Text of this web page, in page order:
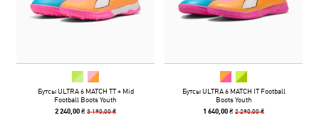
Бутсы ULTRA 6 MATCH TT + Mid
Football Boots Youth
2 240,00 ₴3 190,00 ₴
Бутсы ULTRA 6 MATCH IT Football
Boots Youth
1 640,00 ₴2 290,00 ₴